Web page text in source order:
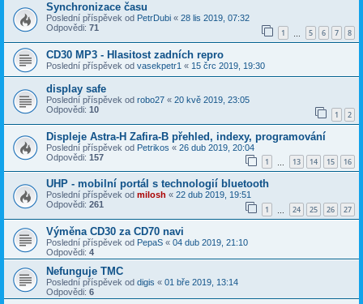
Synchronizace času
Poslední příspěvek od PetrDubi « 28 lis 2019, 07:32
Odpovědi: 71 1 5 6 7 8
CD30 MP3 - Hlasitost zadních repro
Poslední příspěvek od vasekpetr1 « 15 črc 2019, 19:30
display safe
Poslední příspěvek od robo27 « 20 kvě 2019, 23:05
Odpovědi: 10 1 2
Displeje Astra-H Zafira-B přehled, indexy, programování
Poslední příspěvek od Petrikos « 26 dub 2019, 20:04
Odpovědi: 157 1 13 14 15 16
UHP - mobilní portál s technologií bluetooth
Poslední příspěvek od milosh « 22 dub 2019, 19:51
Odpovědi: 261 1 24 25 26 27
Výměna CD30 za CD70 navi
Poslední příspěvek od PepaS « 04 dub 2019, 21:10
Odpovědi: 4
Nefunguje TMC
Poslední příspěvek od digis « 01 bře 2019, 13:14
Odpovědi: 6